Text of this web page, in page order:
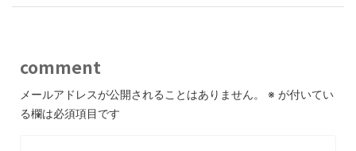
comment
メールアドレスが公開されることはありません。 ※ が付いてい
る欄は必須項目です